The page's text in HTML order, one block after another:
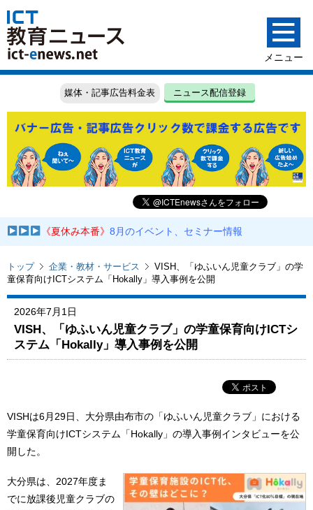
媒体・記事広告料金表 ニュース配信登録
《夏休み本番》8月のイベント、セミナー情報
トップ 企業・教材・サービス
VISH、「ゆふいん児童クラブ」の学
童保育向けICTシステム「Hokally」導入事例を公開
2026年7月1日
VISH、「ゆふいん児童クラブ」の学童保育向けICTシ
ステム「Hokally」導入事例を公開
VISHは6月29日、大分県由布市の「ゆふいん児童クラブ」における
学童保育向けICTシステム「Hokally」の導入事例インタビューを公
開した。
大分県は、2027年度ま
でに放課後児童クラブの